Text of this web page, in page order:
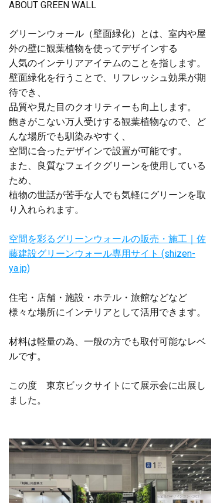
ABOUT GREEN WALL
グリーンウォール（壁面緑化）とは、室内や屋
外の壁に観葉植物を使ってデザインする
人気のインテリアアイテムのことを指します。
壁面緑化を行うことで、リフレッシュ効果が期
待でき、
品質や見た目のクオリティーも向上します。
飽きがこない万人受けする観葉植物なので、ど
んな場所でも馴染みやすく、
空間に合ったデザインで設置が可能です。
また、良質なフェイクグリーンを使用している
ため、
植物の世話が苦手な人でも気軽にグリーンを取
り入れられます。
空間を彩るグリーンウォールの販売・施工｜佐
藤建設グリーンウォール専用サイト (shizen-
ya.jp)
住宅・店舗・施設・ホテル・旅館などなど
様々な場所にインテリアとして活用できます。
材料は軽量の為、一般の方でも取付可能なレベ
ルです。
この度 東京ビックサイトにて展示会に出展し
ました。